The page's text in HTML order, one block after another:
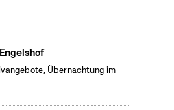
Übernachtung im